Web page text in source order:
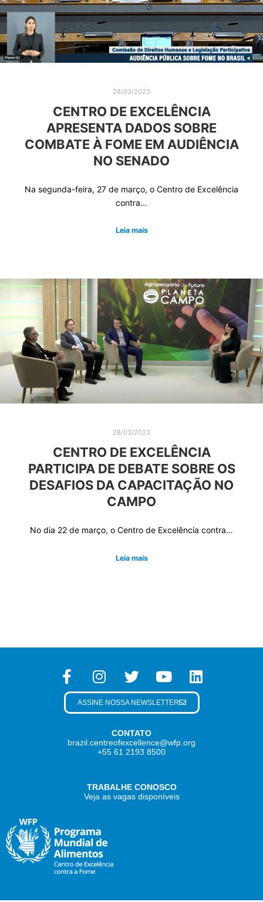
28/03/2023
CENTRO DE EXCELÊNCIA
APRESENTA DADOS SOBRE
COMBATE À FOME EM AUDIÊNCIA
NO SENADO
Na segunda-feira, 27 de março, o Centro de Excelência
contra…
Leia mais
28/03/2023
CENTRO DE EXCELÊNCIA
PARTICIPA DE DEBATE SOBRE OS
DESAFIOS DA CAPACITAÇÃO NO
CAMPO
No dia 22 de março, o Centro de Excelência contra…
Leia mais
CONTATO
brazil.centreofexcellence@wfp.org
+55 61 2193 8500
TRABALHE CONOSCO
Veja as vagas disponíveis
ASSINE NOSSA NEWSLETTER